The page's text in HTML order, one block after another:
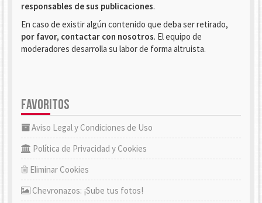
responsables de sus publicaciones.
En caso de existir algún contenido que deba ser retirado,
por favor, contactar con nosotros. El equipo de
moderadores desarrolla su labor de forma altruista.
FAVORITOS
Aviso Legal y Condiciones de Uso
Política de Privacidad y Cookies
Eliminar Cookies
Chevronazos: ¡Sube tus fotos!